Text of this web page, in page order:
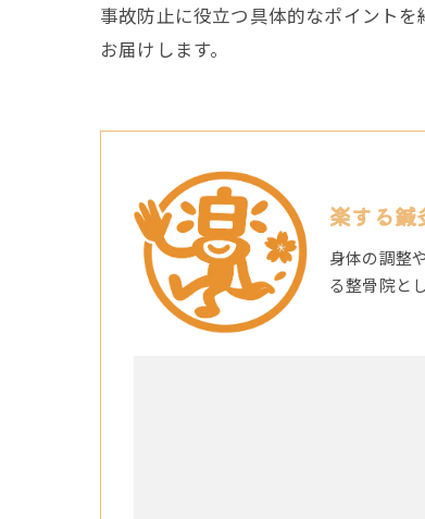
事故防止に役立つ具体的なポイント
お届けします。
楽する鍼
身体の調整
る整骨院と